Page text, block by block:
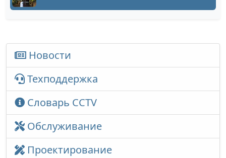
Новости
Техподдержка
Словарь CCTV
Обслуживание
Проектирование